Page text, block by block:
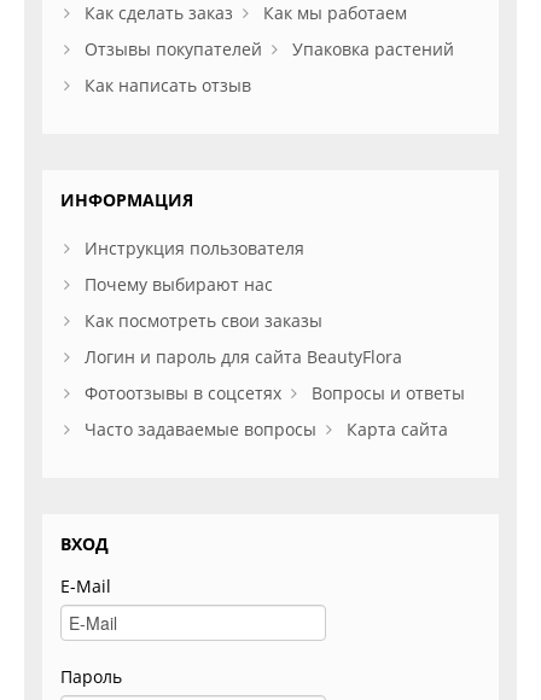
Как сделать заказ
Как мы работаем
Отзывы покупателей
Упаковка растений
Как написать отзыв
ИНФОРМАЦИЯ
Инструкция пользователя
Почему выбирают нас
Как посмотреть свои заказы
Логин и пароль для сайта BeautyFlora
Фотоотзывы в соцсетях
Вопросы и ответы
Часто задаваемые вопросы
Карта сайта
ВХОД
E-Mail
Пароль